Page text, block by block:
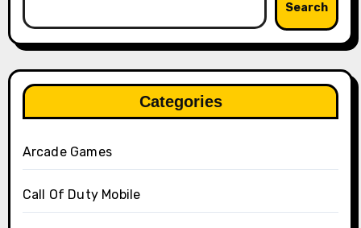
Search
Categories
Arcade Games
Call Of Duty Mobile